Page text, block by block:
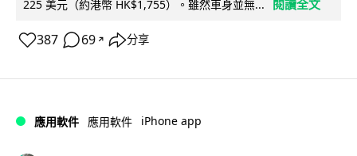
225 美元（約港幣 HK$1,755）。雖然車身並無...
閱讀全文
387 69 ↗ 分享
應用軟件 應用軟件 iPhone app